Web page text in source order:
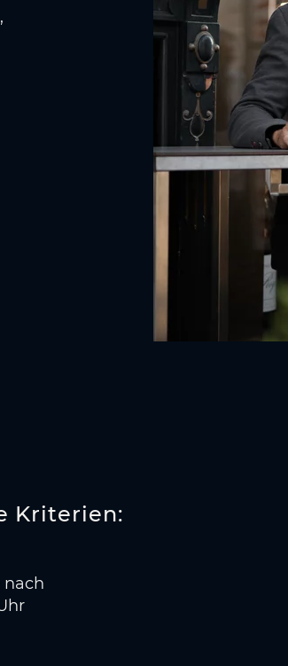
Kriterien:
nach